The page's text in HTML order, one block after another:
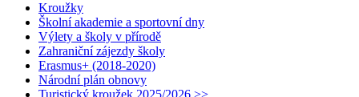
Kroužky
Školní akademie a sportovní dny
Výlety a školy v přírodě
Zahraniční zájezdy školy
Erasmus+ (2018-2020)
Národní plán obnovy
Turistický kroužek 2025/2026 >>